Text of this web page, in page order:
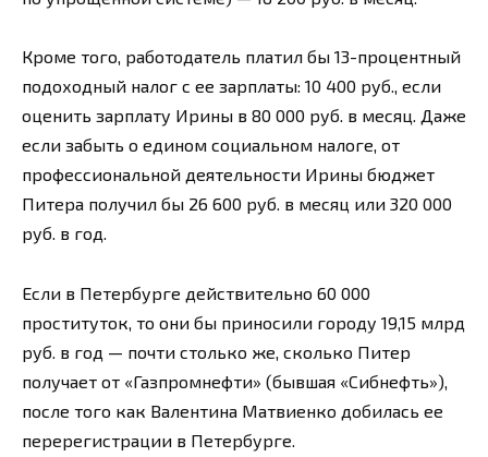
Кроме того, работодатель платил бы 13-процентный
подоходный налог с ее зарплаты: 10 400 руб., если
оценить зарплату Ирины в 80 000 руб. в месяц. Даже
если забыть о едином социальном налоге, от
профессиональной деятельности Ирины бюджет
Питера получил бы 26 600 руб. в месяц или 320 000
руб. в год.
Если в Петербурге действительно 60 000
проституток, то они бы приносили городу 19,15 млрд
руб. в год — почти столько же, сколько Питер
получает от «Газпромнефти» (бывшая «Сибнефть»),
после того как Валентина Матвиенко добилась ее
перерегистрации в Петербурге.